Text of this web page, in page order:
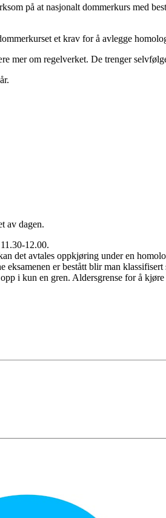
på at nasjonalt dommerkurs med
et krav for å avlegge
mer om regelverket. De trenger
av dagen.
12.00.
det avtales oppkjøring under en
er bestått blir man
i kun en gren. Aldersgrense for å